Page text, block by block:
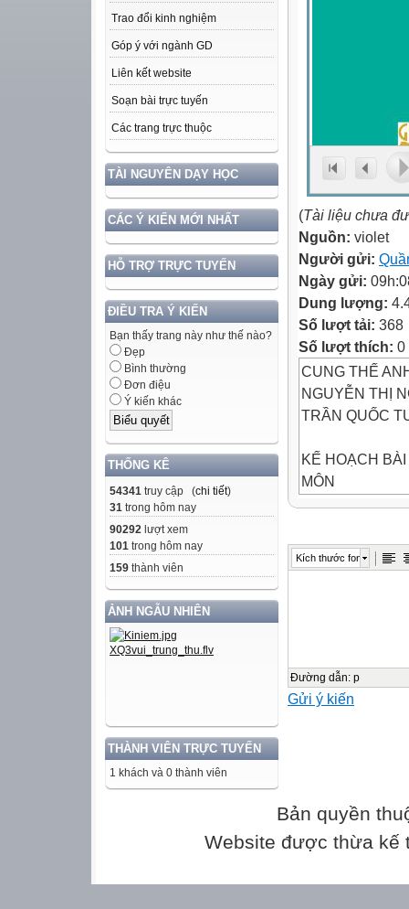
Trao đổi kinh nghiệm
Góp ý với ngành GD
Liên kết website
Soạn bài trực tuyến
Các trang trực thuộc
TÀI NGUYÊN DẠY HỌC
CÁC Ý KIẾN MỚI NHẤT
HỖ TRỢ TRỰC TUYẾN
ĐIỀU TRA Ý KIẾN
Bạn thấy trang này như thế nào?
Đẹp
Bình thường
Đơn điệu
Ý kiến khác
THỐNG KÊ
54341 truy cập (chi tiết)
31 trong hôm nay
90292 lượt xem
101 trong hôm nay
159 thành viên
ẢNH NGẪU NHIÊN
THÀNH VIÊN TRỰC TUYẾN
1 khách và 0 thành viên
(Tài liệu chưa
Nguồn: violet
Người gửi:
Ngày gửi:
Dung lượng:
Số lượt tải: 368
Số lượt thích: 0
CUNG THẾ
NGUYỄN THỊ
TRẦN QUỐC
KẾ HOẠCH
MÔN
LỚP 9 – HAI
NHÀ XUẤT
Kích thước font
Đường dẫn: p
Gửi ý kiến
Bản quyền
Website được thừa